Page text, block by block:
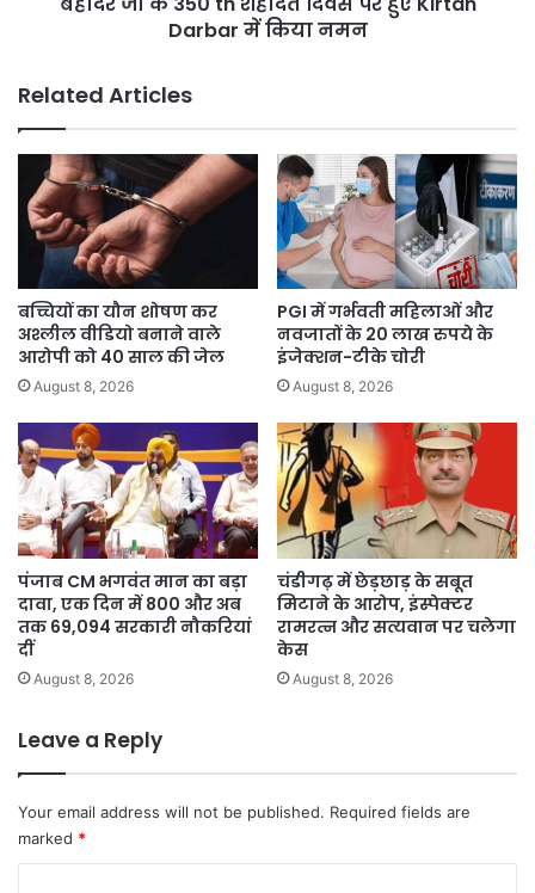
शहादत
दिवस
पर
Kirtan
Darbar
किया
नमन
Darbar में किया नमन
Related Articles
बच्चियों का यौन शोषण कर
अश्लील वीडियो बनाने वाले
आरोपी को 40 साल की जेल
August 8, 2026
PGI में गर्भवती महिलाओं और
नवजातों के 20 लाख रुपये के
इंजेक्शन-टीके चोरी
August 8, 2026
पंजाब CM भगवंत मान का बड़ा
दावा, एक दिन में 800 और अब
तक 69,094 सरकारी नौकरियां
दीं
August 8, 2026
चंडीगढ़ में छेड़छाड़ के सबूत
मिटाने के आरोप, इंस्पेक्टर
रामरत्न और सत्यवान पर चलेगा
केस
August 8, 2026
Leave a Reply
Your email address will not be published. Required fields are
marked *